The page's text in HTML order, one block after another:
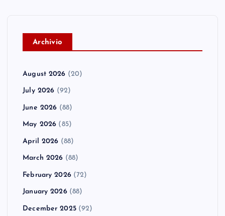
Archivio
August 2026 (20)
July 2026 (92)
June 2026 (88)
May 2026 (85)
April 2026 (88)
March 2026 (88)
February 2026(72)
January 2026(88)
December 2025(92)